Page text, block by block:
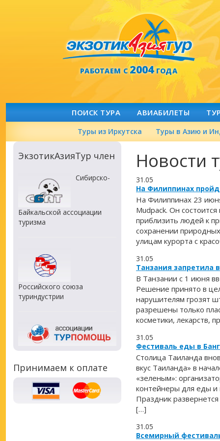
РАБОТАЕМ С2004ГОДА
ПОИСК ТУРА АВИАБИЛЕТЫ
Туры из Иркутска Туры в Азию и
ЭкзотикАзияТур член
Сибирско-
Байкальской ассоциации
туризма
Российского союза
туриндустрии
Принимаем к оплате
Новости
31.05
На Филиппинах
На Филиппинах 23
Mudpack. Он
приблизить людей к
сохранении
улицам курорта с
31.05
Танзания запретила
В Танзании с 1 июня
Решение принято в
нарушителям грозят
разрешены только
косметики, лекарств,
31.05
Фестиваль еды в
Столица Таиланда
вкус Таиланда» в
«зеленым»:
контейнеры для еды и
Праздник
[…]
31.05
Всемирный